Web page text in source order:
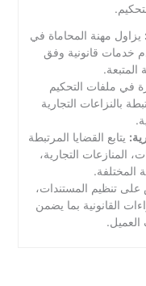
يزاول مهنة المحاماة في
خدمات قانونية وفق
المتبعة.
في ملفات التحكيم
بالنزاعات التجارية
يتابع القضايا المرتبطة
المنازعات التجارية،
المختلفة.
تنظيم المستندات،
القانونية بما يضمن